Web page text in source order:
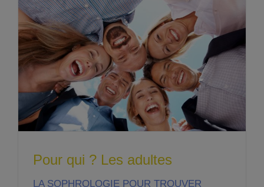
Pour qui ? Les adultes
LA SOPHROLOGIE POUR TROUVER